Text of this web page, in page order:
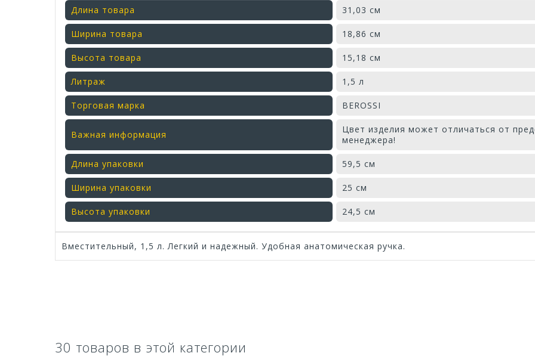
Длина товара 31,03 см
Ширина товара 18,86 см
Высота товара 15,18 см
Литраж 1,5 л
Торговая марка BEROSSI
Важная информация
Цвет изделия может отличаться от
менеджера!
Длина упаковки 59,5 см
Ширина упаковки 25 см
Высота упаковки 24,5 см
Вместительный, 1,5 л. Легкий и надежный. Удобная анатомическая ручка.
30 товаров в этой категории